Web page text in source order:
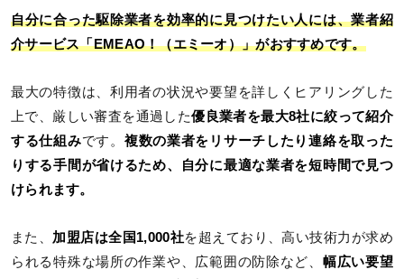
自分に合った駆除業者を効率的に見つけたい人には、業者紹
介サービス「EMEAO！（エミーオ）」がおすすめです。
最大の特徴は、利用者の状況や要望を詳しくヒアリングした
上で、厳しい審査を通過した優良業者を最大8社に絞って紹介
する仕組みです。 複数の業者をリサーチしたり連絡を取った
りする手間が省けるため、自分に最適な業者を短時間で見つ
けられます。
また、 加盟店は全国1,000社を超えており、高い技術力が求め
られる特殊な場所の作業や、広範囲の防除など、 幅広い要望